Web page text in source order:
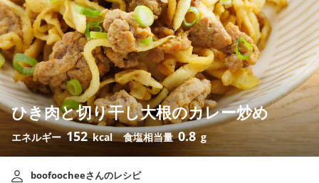
ひき肉と切り干し大根のカレー炒め
エネルギー152 kcal 食塩相当量0.8 g
boofoocheeさんのレシピ